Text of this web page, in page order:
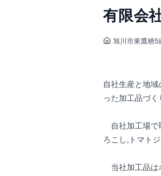
有限会
旭川市東鷹栖5
自社生産と地
った加工品づく
自社加工場で
ろこし,トマト
当社加工品は